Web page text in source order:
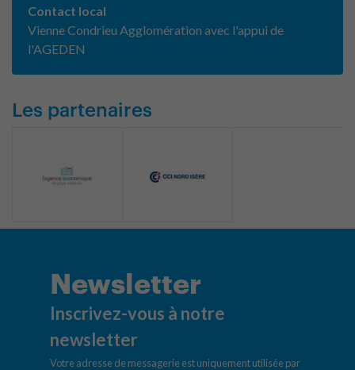
Contact local
Vienne Condrieu Agglomération avec l'appui de
l'AGEDEN
Les partenaires
Newsletter
Inscrivez-vous à notre
newsletter
Votre adresse de messagerie est uniquement utilisée par